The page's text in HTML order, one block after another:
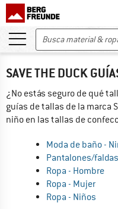
SAVE THE DUCK
¿No estás seguro de qué
guías de tallas de la marca
niño en las tallas de
Moda de baño -
Pantalones/
Ropa - Hombre
Ropa - Mujer
Ropa - Niños